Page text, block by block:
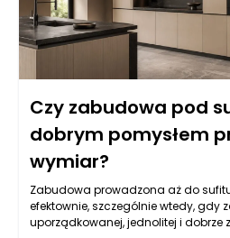
Czy zabudowa pod
dobrym pomysłem
wymiar?
Zabudowa prowadzona aż do
efektownie, szczególnie wtedy, gdy
uporządkowanej, jednolitej i dobrze